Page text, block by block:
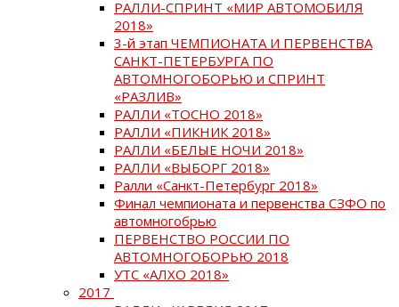
РАЛЛИ-СПРИНТ «МИР АВТОМОБИЛЯ
2018»
3-й этап ЧЕМПИОНАТА И ПЕРВЕНСТВА
САНКТ-ПЕТЕРБУРГА ПО
АВТОМНОГОБОРЬЮ и СПРИНТ
«РАЗЛИВ»
РАЛЛИ «ТОСНО 2018»
РАЛЛИ «ПИКНИК 2018»
РАЛЛИ «БЕЛЫЕ НОЧИ 2018»
РАЛЛИ «ВЫБОРГ 2018»
Ралли «Санкт-Петербург 2018»
Финал чемпионата и первенства СЗФО по
автомногобрью
ПЕРВЕНСТВО РОССИИ ПО
АВТОМНОГОБОРЬЮ 2018
УТС «АЛХО 2018»
2017